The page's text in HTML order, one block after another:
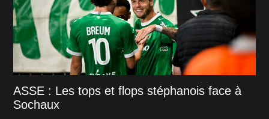
ASSE : Les tops et flops stéphanois face à
Sochaux